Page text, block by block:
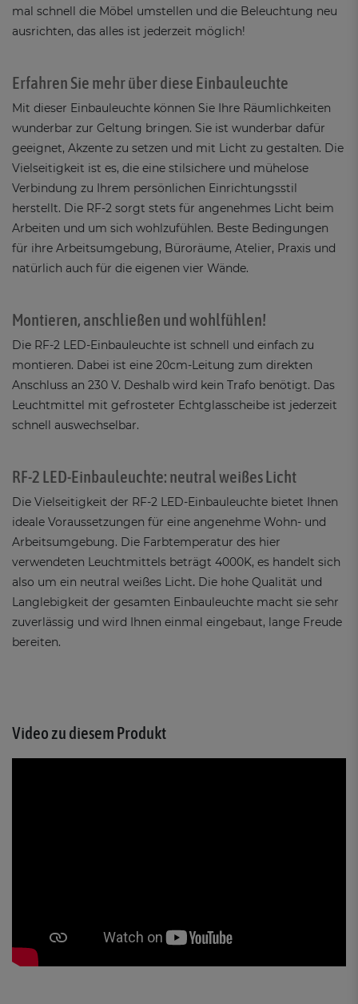
mal schnell die Möbel umstellen und die Beleuchtung neu
ausrichten, das alles ist jederzeit möglich!
Erfahren Sie mehr über diese Einbauleuchte
Mit dieser Einbauleuchte können Sie Ihre Räumlichkeiten
wunderbar zur Geltung bringen. Sie ist wunderbar dafür
geeignet, Akzente zu setzen und mit Licht zu gestalten. Die
Vielseitigkeit ist es, die eine stilsichere und mühelose
Verbindung zu Ihrem persönlichen Einrichtungsstil
herstellt. Die RF-2 sorgt stets für angenehmes Licht beim
Arbeiten und um sich wohlzufühlen. Beste Bedingungen
für ihre Arbeitsumgebung, Büroräume, Atelier, Praxis und
natürlich auch für die eigenen vier Wände.
Montieren, anschließen und wohlfühlen!
Die RF-2 LED-Einbauleuchte ist schnell und einfach zu
montieren. Dabei ist eine 20cm-Leitung zum direkten
Anschluss an 230 V. Deshalb wird kein Trafo benötigt. Das
Leuchtmittel mit gefrosteter Echtglasscheibe ist jederzeit
schnell auswechselbar.
RF-2 LED-Einbauleuchte: neutral weißes Licht
Die Vielseitigkeit der RF-2 LED-Einbauleuchte bietet Ihnen
ideale Voraussetzungen für eine angenehme Wohn- und
Arbeitsumgebung. Die Farbtemperatur des hier
verwendeten Leuchtmittels beträgt 4000K, es handelt sich
also um ein neutral weißes Licht. Die hohe Qualität und
Langlebigkeit der gesamten Einbauleuchte macht sie sehr
zuverlässig und wird Ihnen einmal eingebaut, lange Freude
bereiten.
Video zu diesem Produkt